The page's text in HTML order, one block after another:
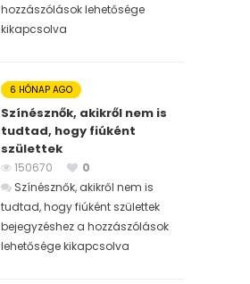
hozzászólások lehetősége
kikapcsolva
6 HÓNAP AGO
Színésznők, akikről nem is
tudtad, hogy fiúként
születtek
150670
0
Színésznők, akikről nem is
tudtad, hogy fiúként születtek
bejegyzéshez a hozzászólások
lehetősége kikapcsolva